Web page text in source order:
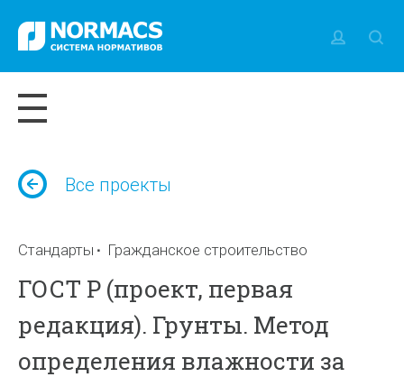
Все проекты
Стандарты Гражданское строительство
ГОСТ Р (проект, первая
редакция). Грунты. Метод
определения влажности за